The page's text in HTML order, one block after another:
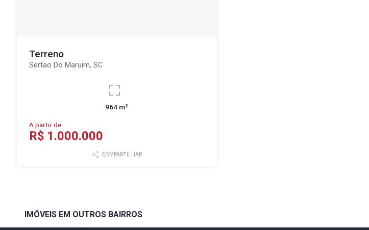
Terreno
Sertao Do Maruim, SC
964 m²
A partir de:
R$ 1.000.000
COMPARTILHAR
IMÓVEIS EM OUTROS BAIRROS